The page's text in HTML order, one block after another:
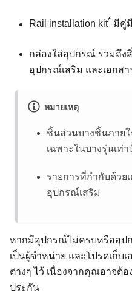
Rail installation kit* มีคู่
กล่องใส่อุปกรณ์ รวมถึง
อุปกรณ์เสริม และเอกสา
หมายเหตุ
ชิ้นส่วนบางชิ้นภาย
เฉพาะในบางรุ่นเท่
รายการที่กำกับด้วย
อุปกรณ์เสริม
หากมีอุปกรณ์ไม่ครบหรืออุป
เป็นผู้จำหน่าย และโปรดเก็
ต่างๆ ไว้ เนื่องจากคุณอาจต้
ประกัน